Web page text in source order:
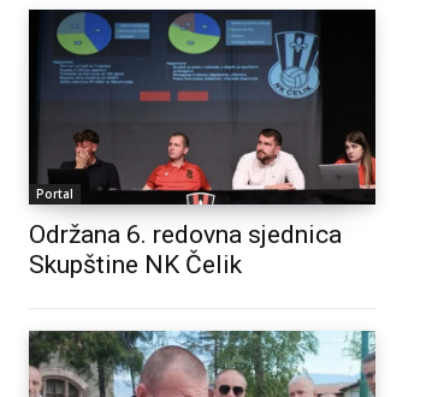
Portal
Održana 6. redovna sjednica
Skupštine NK Čelik